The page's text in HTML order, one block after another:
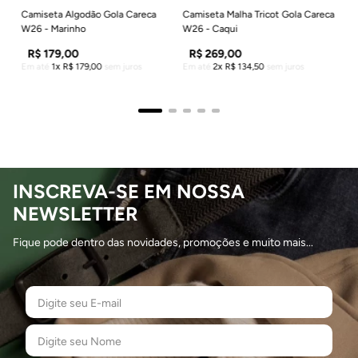
Camiseta Algodão Gola Careca
W26 - Marinho
R$179,00
Em até 1 R$ 179,00sem juros
Camiseta Malha Tricot Gola Careca
W26 - Caqui
R$ 269,00
Em até2 R$ 134,50 sem juros
INSCREVA-SE EM NOSSA
NEWSLETTER
Fique pode dentro das novidades, promoções e muito mais...